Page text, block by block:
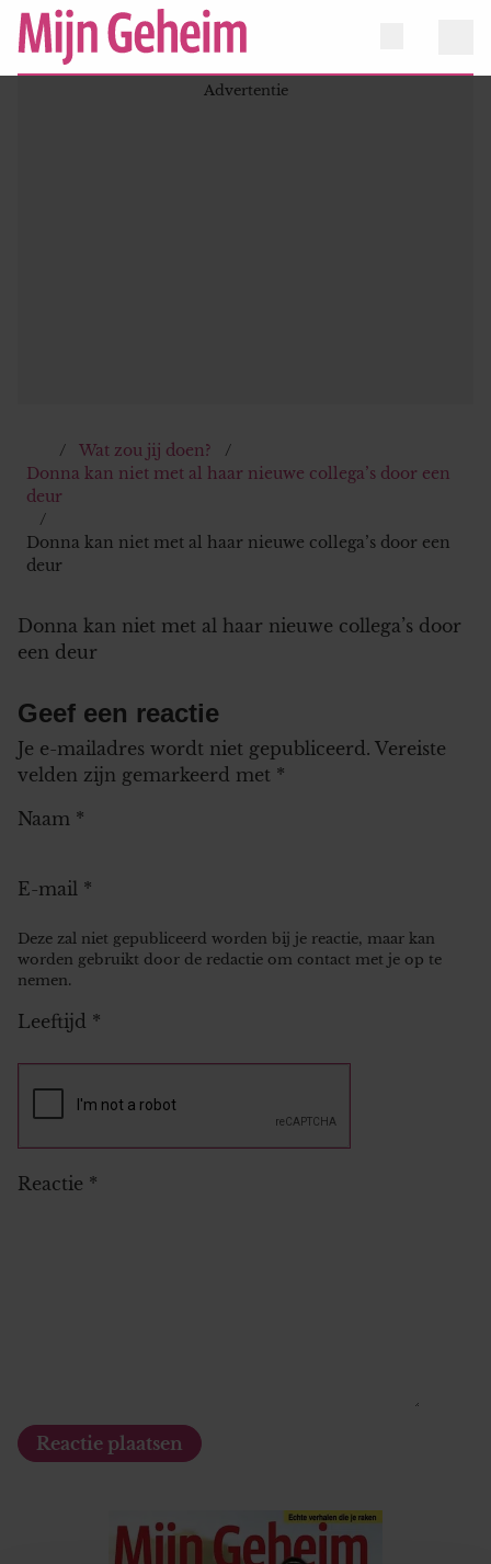
Wat zou jij doen?
Donna kan niet met al haar nieuwe collega’s door een
deur
Donna kan niet met al haar nieuwe collega’s door een
deur
Donna kan niet met al haar nieuwe collega’s door
een deur
Geef een reactie
Je e-mailadres wordt niet gepubliceerd. Vereiste
velden zijn gemarkeerd met *
Naam *
E-mail *
Deze zal niet gepubliceerd worden bij je reactie, maar kan
worden gebruikt door de redactie om contact met je op te
nemen.
Leeftijd *
Reactie *